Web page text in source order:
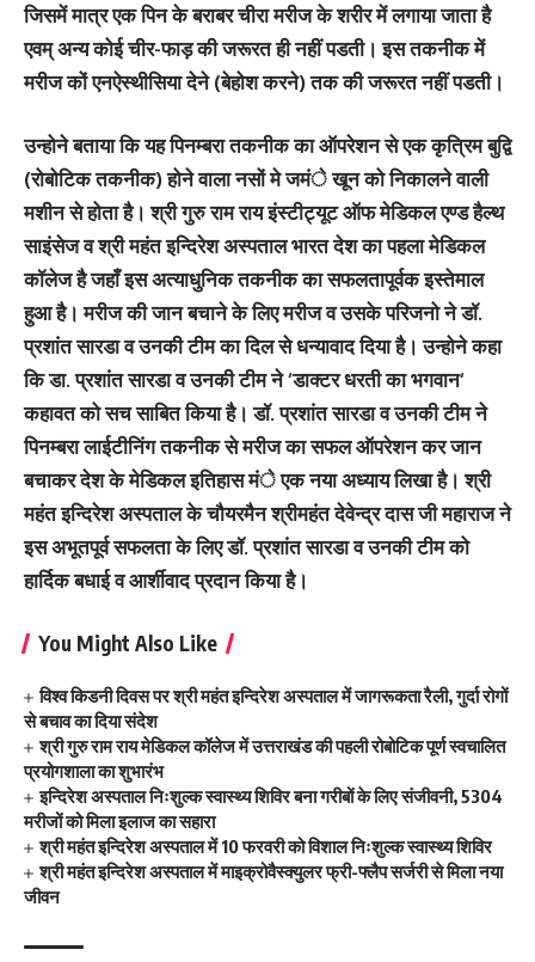
जिसमें मात्र एक पिन के बराबर चीरा मरीज के शरीर में लगाया जाता है
एवम् अन्य कोई चीर-फाड़ की जरूरत ही नहीं पडती। इस तकनीक में
मरीज कों एनऐस्थीसिया देने (बेहोश करने) तक की जरूरत नहीं पडती।
उन्होने बताया कि यह पिनम्बरा तकनीक का ऑपरेशन से एक कृत्रिम बुद्वि
(रोबोटिक तकनीक) होने वाला नसों मे जमंे खून को निकालने वाली
मशीन से होता है। श्री गुरु राम राय इंस्टीट्यूट ऑफ मेडिकल एण्ड हैल्थ
साइंसेज व श्री महंत इन्दिरेश अस्पताल भारत देश का पहला मेडिकल
कॉलेज है जहाँ इस अत्याधुनिक तकनीक का सफलतापूर्वक इस्तेमाल
हुआ है। मरीज की जान बचाने के लिए मरीज व उसके परिजनो ने डॉ.
प्रशांत सारडा व उनकी टीम का दिल से धन्यावाद दिया है। उन्होने कहा
कि डा. प्रशांत सारडा व उनकी टीम ने ‘डाक्टर धरती का भगवान‘
कहावत को सच साबित किया है। डॉ. प्रशांत सारडा व उनकी टीम ने
पिनम्बरा लाईटीनिंग तकनीक से मरीज का सफल ऑपरेशन कर जान
बचाकर देश के मेडिकल इतिहास मंे एक नया अध्याय लिखा है। श्री
महंत इन्दिरेश अस्पताल के चौयरमैन श्रीमहंत देवेन्द्र दास जी महाराज ने
इस अभूतपूर्व सफलता के लिए डॉ. प्रशांत सारडा व उनकी टीम को
हार्दिक बधाई व आर्शीवाद प्रदान किया है।
You Might Also Like
विश्व किडनी दिवस पर श्री महंत इन्दिरेश अस्पताल में जागरूकता रैली, गुर्दा रोगों
से बचाव का दिया संदेश
श्री गुरु राम राय मेडिकल कॉलेज में उत्तराखंड की पहली रोबोटिक पूर्ण स्वचालित
प्रयोगशाला का शुभारंभ
इन्दिरेश अस्पताल निःशुल्क स्वास्थ्य शिविर बना गरीबों के लिए संजीवनी, 5304
मरीजों को मिला इलाज का सहारा
श्री महंत इन्दिरेश अस्पताल में 10 फरवरी को विशाल निःशुल्क स्वास्थ्य शिविर
श्री महंत इन्दिरेश अस्पताल में माइक्रोवैस्क्युलर फ्री-फ्लैप सर्जरी से मिला नया
जीवन